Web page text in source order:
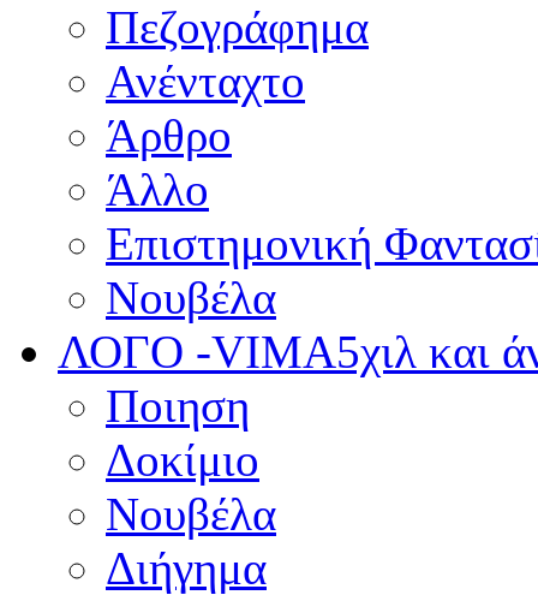
Πεζογράφημα
Ανένταχτο
Άρθρο
Άλλο
Επιστημονική
Νουβέλα
ΛΟΓΟ -VIMA5χιλ και
Ποιηση
Δοκίμιο
Νουβέλα
Διήγημα